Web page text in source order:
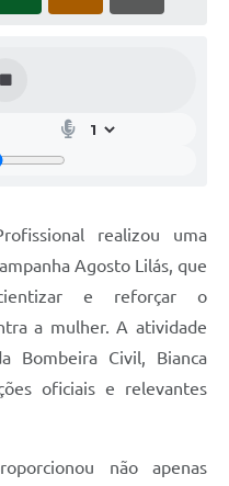
realizou uma
Agosto Lilás, que
e reforçar o
a mulher. A atividade
Bombeira Civil, Bianca
oficiais e relevantes
não apenas